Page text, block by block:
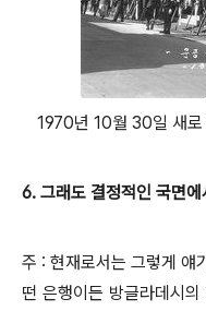
1970년 10월 30일 새로
6. 그래도 결정적인 국면
주 : 현재로서는 그렇게 얘
떤 은행이든 방글라데시